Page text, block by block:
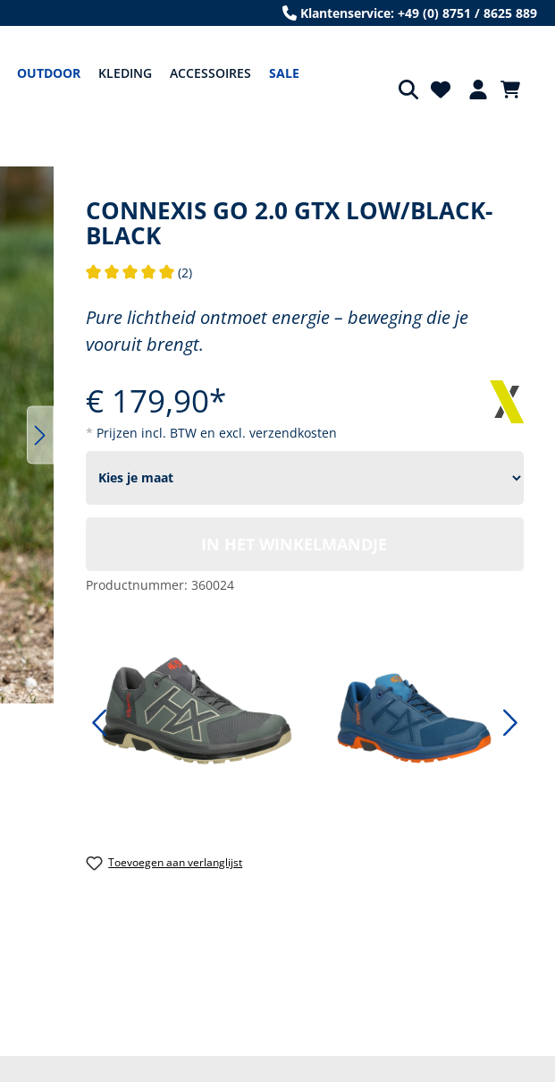
Klantenservice: +49 (0) 8751 / 8625 889
OUTDOOR KLEDING ACCESSOIRES
SALE
CONNEXIS GO 2.0 GTX LOW/BLACK-
BLACK
(2)
Pure lichtheid ontmoet energie – beweging die je
vooruit brengt.
€ 179,90*
* Prijzen incl. BTW en excl. verzendkosten
Productnummer: 360024
Toevoegen aan verlanglijst